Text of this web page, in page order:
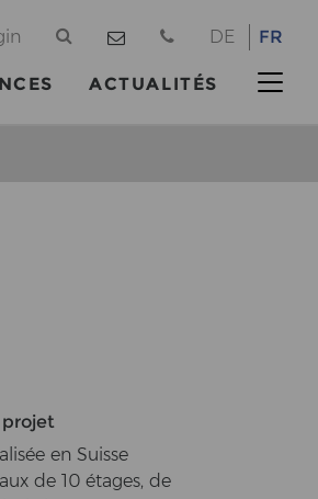
DE FR
ACTUALITÉS
projet
en Suisse
de 10 étages, de